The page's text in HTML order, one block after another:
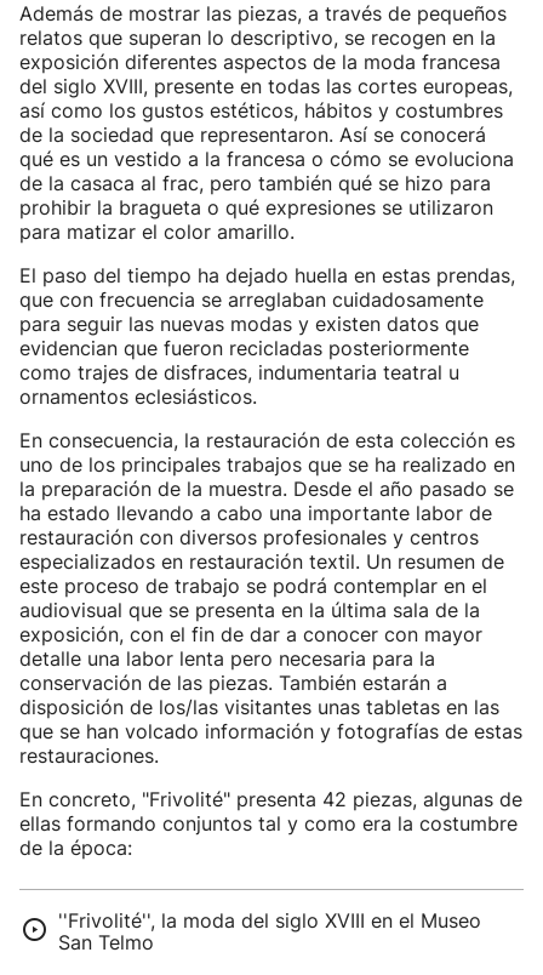
Además de mostrar las piezas, a través de pequeños
relatos que superan lo descriptivo, se recogen en la
exposición diferentes aspectos de la moda francesa
del siglo XVIII, presente en todas las cortes europeas,
así como los gustos estéticos, hábitos y costumbres
de la sociedad que representaron. Así se conocerá
qué es un vestido a la francesa o cómo se evoluciona
de la casaca al frac, pero también qué se hizo para
prohibir la bragueta o qué expresiones se utilizaron
para matizar el color amarillo.
El paso del tiempo ha dejado huella en estas prendas,
que con frecuencia se arreglaban cuidadosamente
para seguir las nuevas modas y existen datos que
evidencian que fueron recicladas posteriormente
como trajes de disfraces, indumentaria teatral u
ornamentos eclesiásticos.
En consecuencia, la restauración de esta colección es
uno de los principales trabajos que se ha realizado en
la preparación de la muestra. Desde el año pasado se
ha estado llevando a cabo una importante labor de
restauración con diversos profesionales y centros
especializados en restauración textil. Un resumen de
este proceso de trabajo se podrá contemplar en el
audiovisual que se presenta en la última sala de la
exposición, con el fin de dar a conocer con mayor
detalle una labor lenta pero necesaria para la
conservación de las piezas. También estarán a
disposición de los/las visitantes unas tabletas en las
que se han volcado información y fotografías de estas
restauraciones.
En concreto, "Frivolité" presenta 42 piezas, algunas de
ellas formando conjuntos tal y como era la costumbre
de la época:
''Frivolité'', la moda del siglo XVIII en el Museo
San Telmo